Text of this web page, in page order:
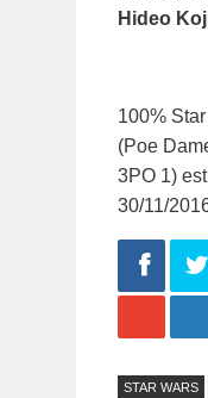
Hideo
100%
(Poe
3PO 1)
30/11/
STAR WARS